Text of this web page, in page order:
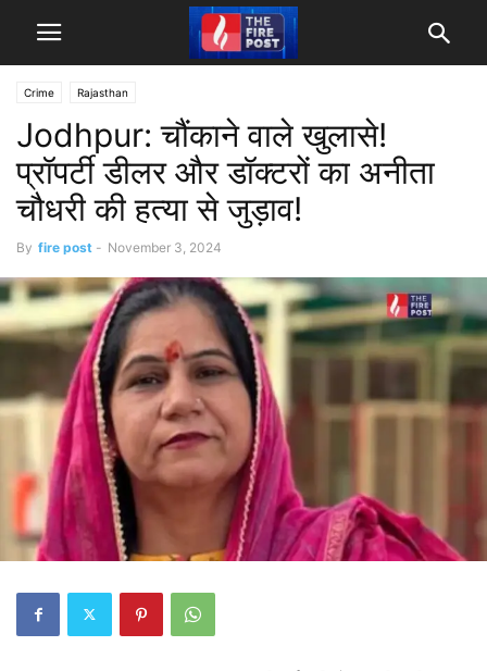
Crime Rajasthan
Jodhpur: चौंकाने वाले खुलासे!
प्रॉपर्टी डीलर और डॉक्टरों का अनीता
चौधरी की हत्या से जुड़ाव!
By fire post - November 3, 2024